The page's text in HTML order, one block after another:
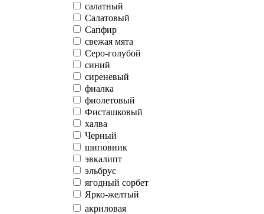
салатный
Салатовый
Сапфир
свежая мята
Серо-голубой
синий
сиреневый
фиалка
фиолетовый
Фисташковый
халва
Черный
шиповник
эвкалипт
эльбрус
ягодный сорбет
Ярко-желтый
акриловая